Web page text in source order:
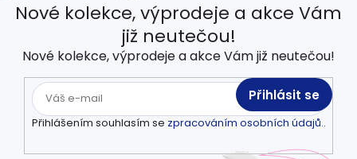
Nové kolekce, výprodeje a akce Vám
již neutečou!
Nové kolekce, výprodeje a akce Vám již neutečou!
Přihlášením souhlasím se zpracováním osobních údajů..
Přihlásit se